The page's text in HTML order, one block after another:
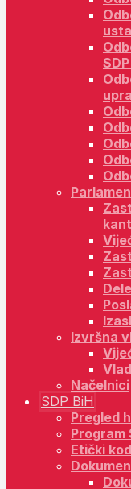
Izvršna
Načelnici
SDP BiH
Pregled
Program
Etički